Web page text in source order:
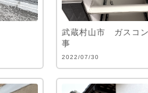
武蔵村山市 ガスコ
事
2022/07/30